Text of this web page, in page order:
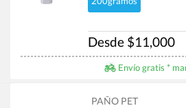
Desde $11,000
Envío gratis *
PAÑO PET